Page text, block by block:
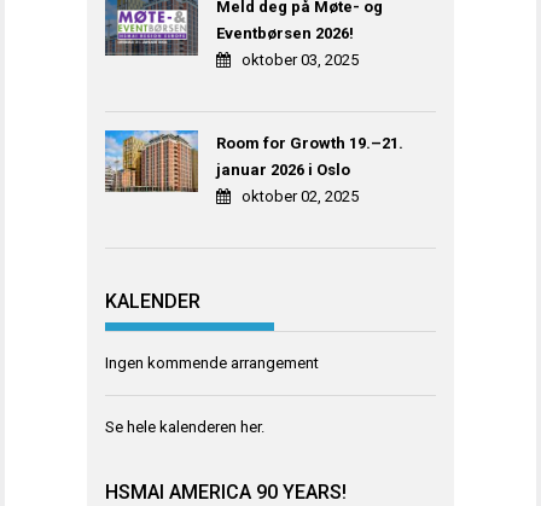
Meld deg på Møte- og
Eventbørsen 2026!
oktober 03, 2025
Room for Growth 19.–21.
januar 2026 i Oslo
oktober 02, 2025
KALENDER
Ingen kommende arrangement
Se hele kalenderen her.
HSMAI AMERICA 90 YEARS!